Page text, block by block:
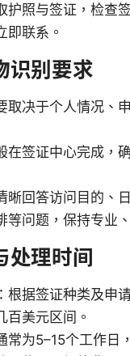
护照与签证，检查
即联系。
识别要求
取决于个人情况、
在签证中心完成，
晰回答访问目的、
等问题，保持专业
处理时间
根据签证种类及申
百美元区间。
常为5–15个工作日